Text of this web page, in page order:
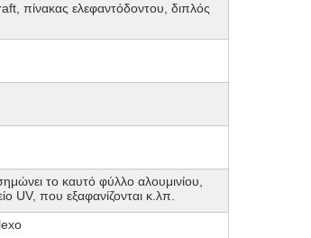
πίνακας ελεφαντόδοντου, διπλός
το καυτό φύλλο αλουμινίου,
που εξαφανίζονται κ.λπ.